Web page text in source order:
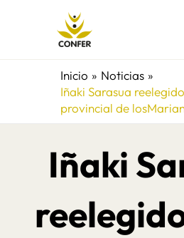
Inicio
Noticias
Iñaki Sarasua
provincial de
Iñaki